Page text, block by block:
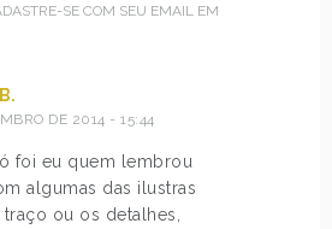
SE COM SEU EMAIL EM
DE 2014 - 15:44
foi eu quem lembrou
algumas das ilustras
ou os detalhes,